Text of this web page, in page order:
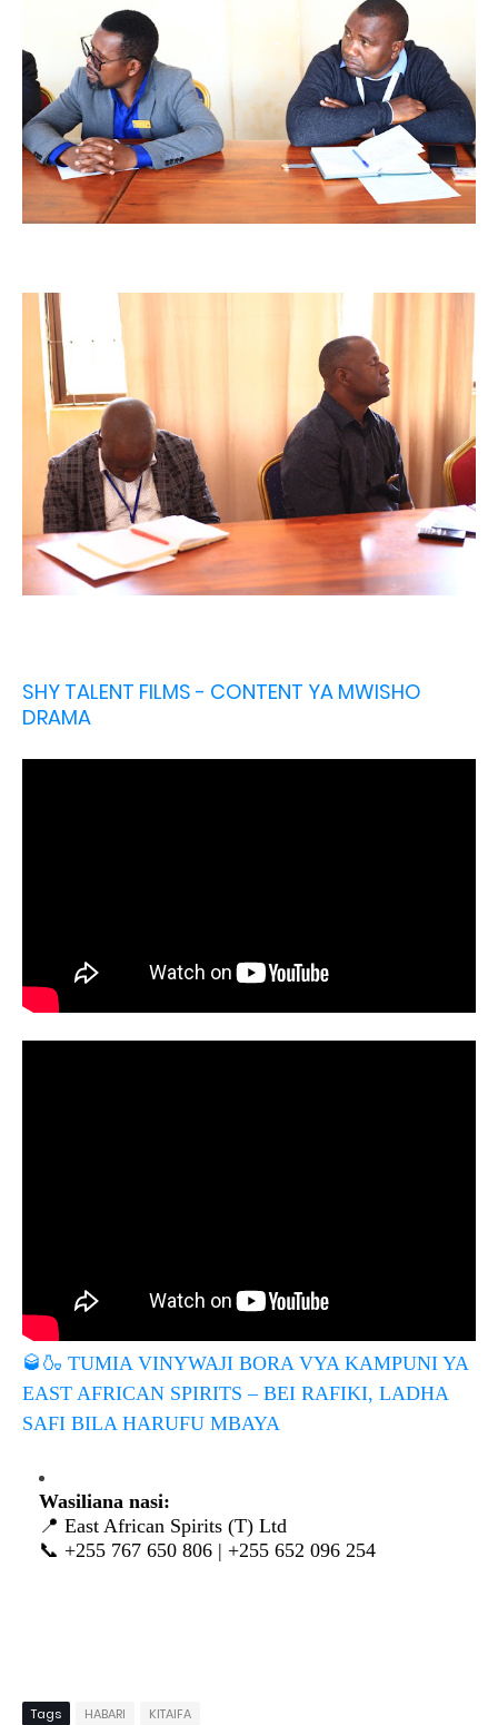
SHY TALENT FILMS - CONTENT YA MWISHO
DRAMA
🥃🍶 TUMIA VINYWAJI BORA VYA KAMPUNI YA
EAST AFRICAN SPIRITS – BEI RAFIKI, LADHA
SAFI BILA HARUFU MBAYA
Wasiliana nasi:
📍 East African Spirits (T) Ltd
📞 +255 767 650 806 | +255 652 096 254
Tags HABARI KITAIFA